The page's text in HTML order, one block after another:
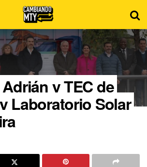
y TEC de
Laboratorio Solar